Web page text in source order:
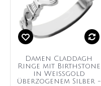
Damen Claddagh
Ringe mit Birthstone
in Weißgold
überzogenem Silber -